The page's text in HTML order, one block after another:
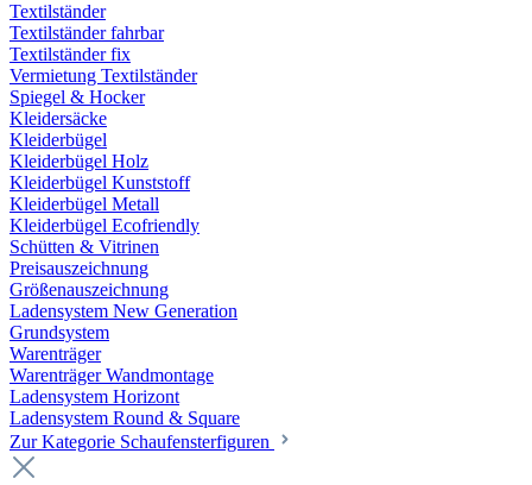
Textilständer
Textilständer fahrbar
Textilständer fix
Vermietung Textilständer
Spiegel & Hocker
Kleidersäcke
Kleiderbügel
Kleiderbügel Holz
Kleiderbügel Kunststoff
Kleiderbügel Metall
Kleiderbügel Ecofriendly
Schütten & Vitrinen
Preisauszeichnung
Größenauszeichnung
Ladensystem New Generation
Grundsystem
Warenträger
Warenträger Wandmontage
Ladensystem Horizont
Ladensystem Round & Square
Zur Kategorie Schaufenster­figuren